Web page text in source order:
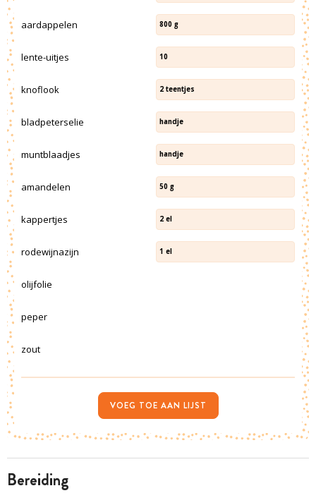
bereiding
aardappelen 800 g
lente-uitjes 10
knoflook 2 teentjes
bladpeterselie handje
muntblaadjes handje
amandelen 50 g
kappertjes 2 el
rodewijnazijn 1 el
olijfolie
peper
zout
VOEG TOE AAN LIJST